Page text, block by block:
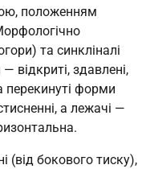
положенням
та синкліналі
відкриті, здавлені,
перекинуті форми
а лежачі —
(від бокового тиску),